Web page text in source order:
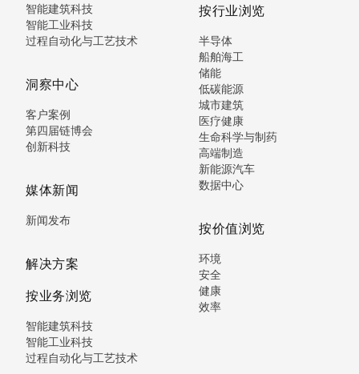
智能建筑科技
智能工业科技
过程自动化与工艺技术
洞察中心
客户案例
第四届链博会
创新科技
媒体新闻
新闻发布
解决方案
按业务浏览
智能建筑科技
智能工业科技
过程自动化与工艺技术
按行业浏览
半导体
船舶海工
储能
低碳能源
城市建筑
医疗健康
生命科学与制药
高端制造
新能源汽车
数据中心
按价值浏览
环境
安全
健康
效率